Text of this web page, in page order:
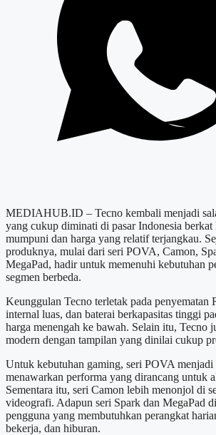
MEDIAHUB.ID – Tecno kembali menjadi
yang cukup diminati di pasar Indonesia
mumpuni dan harga yang relatif terjangkau.
produknya, mulai dari seri POVA, Camon,
MegaPad, hadir untuk memenuhi kebutuhan
segmen berbeda.
Keunggulan Tecno terletak pada penyematan
internal luas, dan baterai berkapasitas tinggi
harga menengah ke bawah. Selain itu, Tecno
modern dengan tampilan yang dinilai cukup
Untuk kebutuhan gaming, seri POVA menjadi
menawarkan performa yang dirancang untuk
Sementara itu, seri Camon lebih menonjol di
videografi. Adapun seri Spark dan MegaPad
pengguna yang membutuhkan perangkat
bekerja, dan hiburan.